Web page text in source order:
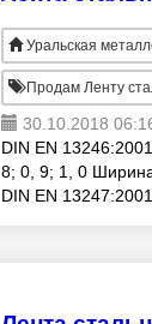
Уральская
Продам Ленту
30.10.2018
DIN EN
8; 0, 9; 1, 0
DIN EN